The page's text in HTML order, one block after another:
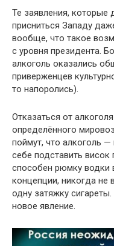
Те заявления, которые
присниться Западу
вообще, что такое
с уровня президента.
алкоголь оказались
приверженцев
то напоролись).
Отказаться от
определённого
поймут, что алкоголь
себе подставить висок
способен рюмку
концепции, никогда не
одну затяжку
новое явление.